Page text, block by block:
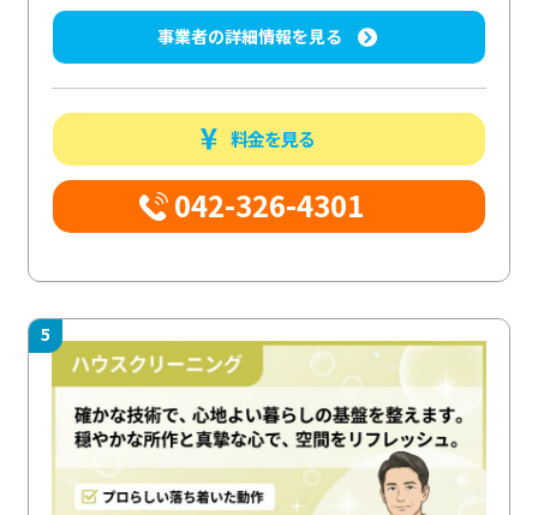
事業者の詳細情報を見る
料金を見る
042-326-4301
5